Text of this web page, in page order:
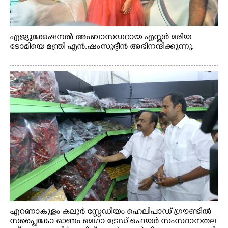
എജ്യുക്കേഷനൽ അംബാസഡറായ എസ്തർ മരിയ
ടോമിയെ മന്ത്രി എൻ.ഷംസുദ്ദീൻ അഭിനന്ദിക്കുന്നു.
എറണാകുളം കലൂർ സ്റ്റേഡിയം ഹെലിപാഡ് ഗ്രൗണ്ടിൽ
സപ്ളൈകോ ഓണം മെഗാ ട്രേഡ് ഫെയർ സംസ്ഥാനതല